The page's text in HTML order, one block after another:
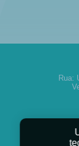
Rua: